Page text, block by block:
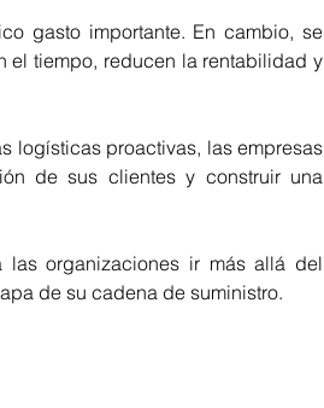
gasto importante. En cambio, se
el tiempo, reducen la rentabilidad y
logísticas proactivas, las empresas
de sus clientes y construir una
las organizaciones ir más allá del
de su cadena de suministro.